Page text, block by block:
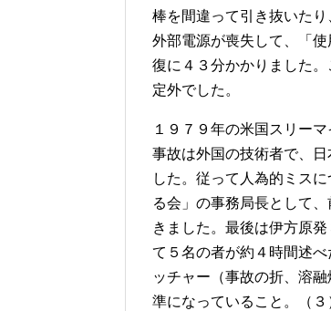
棒を間違って引き抜いた
外部電源が喪失して、「
復に４３分かかりました
定外でした。
１９７９年の米国スリー
事故は外国の技術者で、
した。従って人為的ミス
る会」の事務局長として
きました。最後は伊方原
て５名の者が約４時間述
ッチャー（事故の折、溶
準になっていること。（